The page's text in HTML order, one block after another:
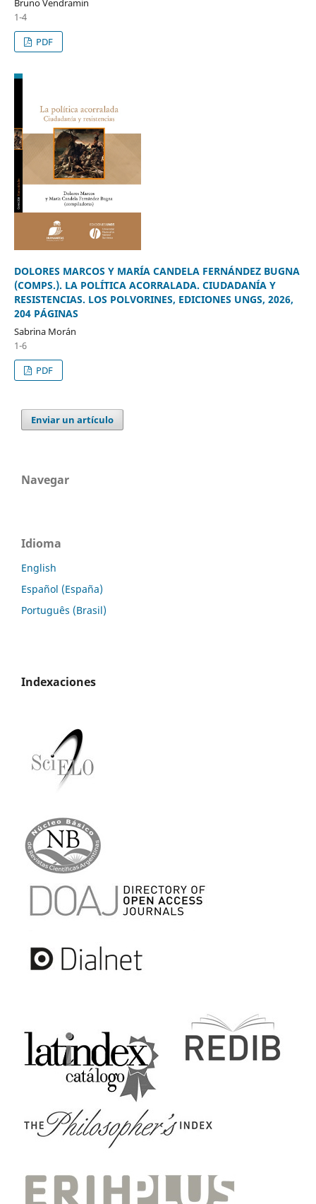
Bruno Vendramin
1-4
PDF
DOLORES MARCOS Y MARÍA CANDELA FERNÁNDEZ BUGNA
(COMPS.). LA POLÍTICA ACORRALADA. CIUDADANÍA Y
RESISTENCIAS. LOS POLVORINES, EDICIONES UNGS, 2026,
204 PÁGINAS
Sabrina Morán
1-6
PDF
Enviar un artículo
Navegar
Idioma
English
Español (España)
Português (Brasil)
Indexaciones